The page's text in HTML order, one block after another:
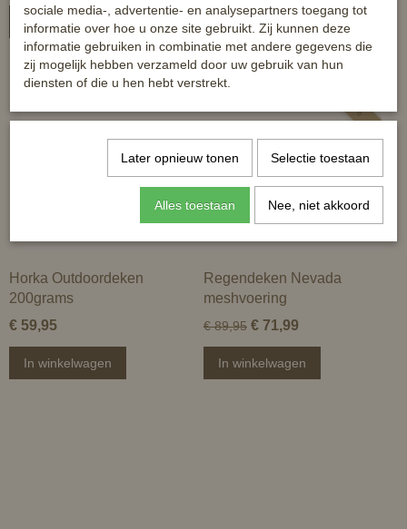
In winkelwagen In winkelwagen
Horka Outdoordeken
200grams
€ 59,95
In winkelwagen
-20%
Regendeken Nevada
meshvoering
€ 89,95 € 71,99
In winkelwagen
sociale media-, advertentie- en analysepartners toegang tot
informatie over hoe u onze site gebruikt. Zij kunnen deze
informatie gebruiken in combinatie met andere gegevens die
zij mogelijk hebben verzameld door uw gebruik van hun
diensten of die u hen hebt verstrekt.
Later opnieuw tonen Selectie toestaan
Alles toestaan Nee, niet akkoord